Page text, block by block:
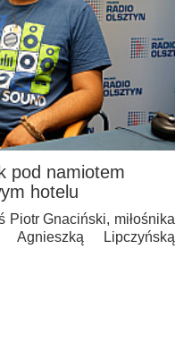
pod namiotem
hotelu
Piotr Gnaciński, miłośnika
Lipczyńską